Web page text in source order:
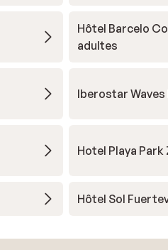
Hôtel Barcelo
adultes
Iberostar
Hotel Playa
Hôtel Sol